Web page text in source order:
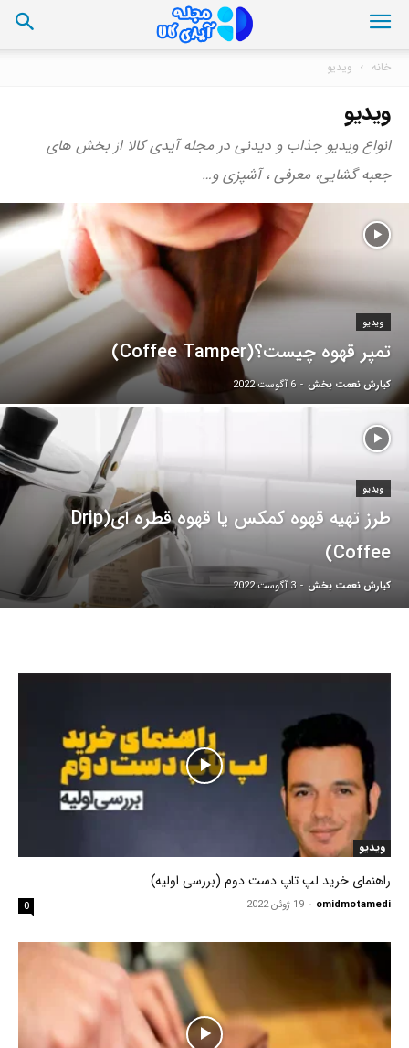
خانه ویدیو
ویدیو
انواع ویدیو جذاب و دیدنی در مجله آیدی کالا از بخش های
جعبه گشایی، معرفی ، آشپزی و…
ویدیو
تمپر قهوه چیست؟(Coffee Tamper)
کیارش نعمت بخش - 6 آگوست 2022
ویدیو
طرز تهیه قهوه کمکس یا قهوه قطره ای(Drip
Coffee)
کیارش نعمت بخش - 3 آگوست 2022
ویدیو
راهنمای خرید لپ تاپ دست دوم (بررسی اولیه)
omidmotamedi
- 19 ژوئن 2022 0